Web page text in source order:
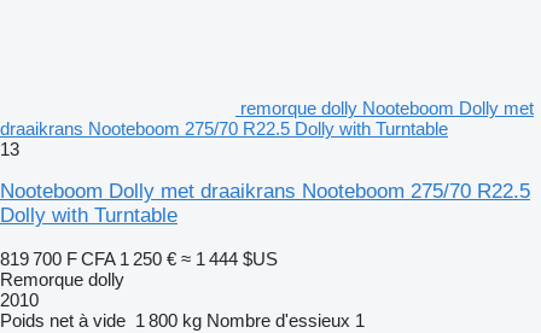
remorque dolly Nooteboom Dolly met
draaikrans Nooteboom 275/70 R22.5 Dolly with Turntable
13
Nooteboom Dolly met draaikrans Nooteboom 275/70 R22.5
Dolly with Turntable
819 700 F CFA 1 250 € ≈ 1 444 $US
Remorque dolly
2010
Poids net à vide 1 800 kg Nombre d'essieux 1